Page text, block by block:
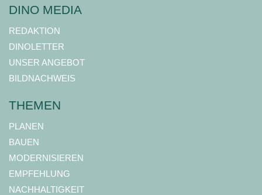
DINO MEDIA
REDAKTION
DINOLETTER
UNSER ANGEBOT
BILDNACHWEIS
THEMEN
PLANEN
BAUEN
MODERNISIEREN
EMPFEHLUNG
NACHHALTIGKEIT